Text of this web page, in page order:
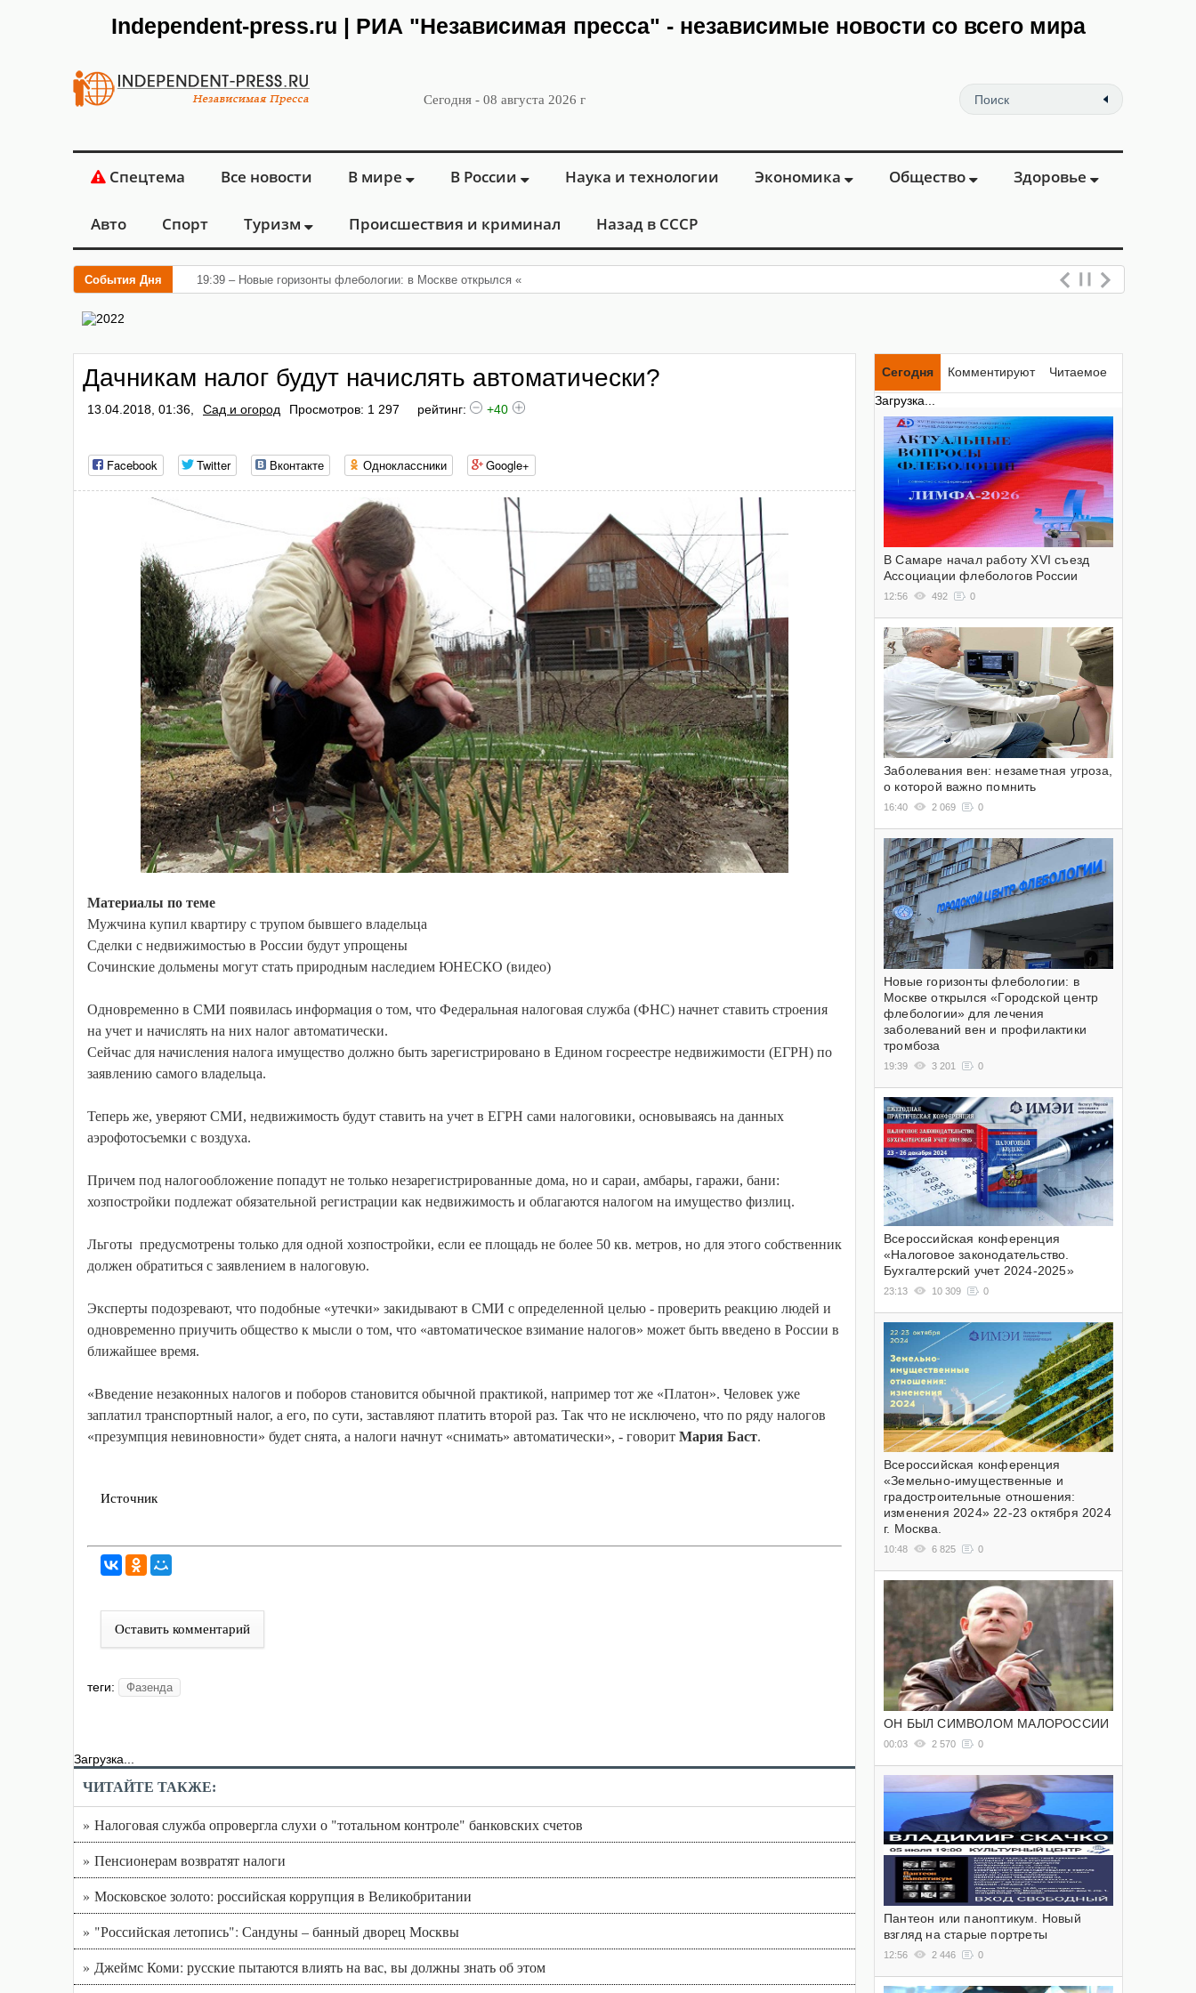
Independent-press.ru | РИА "Независимая пресса" - независимые новости со всего мира
Сегодня - 08 августа 2026 г
Спецтема Все новости В мире В России Наука и технологии Экономика Общество Здоровье
Авто Спорт Туризм Происшествия и криминал Назад в СССР
События Дня 19:39 – Новые горизонты флебологии: в Москве открылся «Городской центр флебологии»
Дачникам налог будут начислять автоматически?
13.04.2018, 01:36, Сад и огород Просмотров: 1 297 рейтинг: +40
Facebook Twitter Вконтакте Одноклассники Google+
Материалы по теме
Мужчина купил квартиру с трупом бывшего владельца
Сделки с недвижимостью в России будут упрощены
Сочинские дольмены могут стать природным наследием ЮНЕСКО (видео)
Одновременно в СМИ появилась информация о том, что Федеральная налоговая служба (ФНС) начнет ставить строения
на учет и начислять на них налог автоматически.
Сейчас для начисления налога имущество должно быть зарегистрировано в Едином госреестре недвижимости (ЕГРН) по
заявлению самого владельца.
Теперь же, уверяют СМИ, недвижимость будут ставить на учет в ЕГРН сами налоговики, основываясь на данных
аэрофотосъемки с воздуха.
Причем под налогообложение попадут не только незарегистрированные дома, но и сараи, амбары, гаражи, бани:
хозпостройки подлежат обязательной регистрации как недвижимость и облагаются налогом на имущество физлиц.
Льготы предусмот­рены только для одной хозпостройки, если ее площадь не более 50 кв. метров, но для этого собственник
должен обратиться с заявлением в налоговую.
Эксперты подозревают, что подобные «утечки» закидывают в СМИ с определенной целью - проверить реакцию людей и
одновременно приучить общество к мысли о том, что «автоматическое взимание налогов» может быть введено в России в
ближайшее время.
«Введение незаконных налогов и поборов становится обычной практикой, например тот же «Платон». Человек уже
заплатил транспортный налог, а его, по сути, заставляют платить второй раз. Так что не исключено, что по ряду налогов
«презумпция невиновности» будет снята, а налоги начнут «снимать» автоматически», - говорит Мария Баст.
Источник
Оставить комментарий
теги: Фазенда
Загрузка...
ЧИТАЙТЕ ТАКЖЕ:
» Налоговая служба опровергла слухи о "тотальном контроле" банковских счетов
» Пенсионерам возвратят налоги
» Московское золото: российская коррупция в Великобритании
» "Российская летопись": Сандуны – банный дворец Москвы
» Джеймс Коми: русские пытаются влиять на вас, вы должны знать об этом
Сегодня Комментируют
Читаемое
Загрузка...
В Самаре начал работу XVI съезд
Ассоциации флебологов России
12:56 492 0
Заболевания вен: незаметная угроза,
о которой важно помнить
16:40 2 069 0
Новые горизонты флебологии: в
Москве открылся «Городской центр
флебологии» для лечения
заболеваний вен и профилактики
тромбоза
19:39 3 201 0
Всероссийская конференция
«Налоговое законодательство.
Бухгалтерский учет 2024-2025»
23:13 10 309 0
Всероссийская конференция
«Земельно-имущественные и
градостроительные отношения:
изменения 2024» 22-23 октября 2024
г. Москва.
10:48 6 825 0
ОН БЫЛ СИМВОЛОМ МАЛОРОССИИ
00:03 2 570 0
Пантеон или паноптикум. Новый
взгляд на старые портреты
12:56 2 446 0